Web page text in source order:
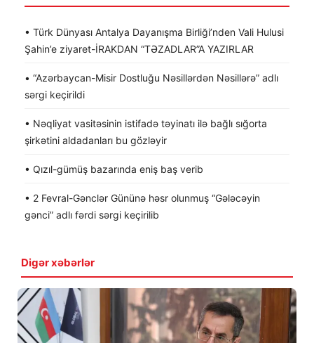
• Türk Dünyası Antalya Dayanışma Birliği’nden Vali Hulusi
Şahin’e ziyaret-İRAKDAN “TƏZADLAR”A YAZIRLAR
• “Azərbaycan-Misir Dostluğu Nəsillərdən Nəsillərə” adlı
sərgi keçirildi
• Nəqliyat vasitəsinin istifadə təyinatı ilə bağlı sığorta
şirkətini aldadanları bu gözləyir
• Qızıl-gümüş bazarında eniş baş verib
• 2 Fevral-Gənclər Gününə həsr olunmuş “Gələcəyin
gənci” adlı fərdi sərgi keçirilib
Digər xəbərlər